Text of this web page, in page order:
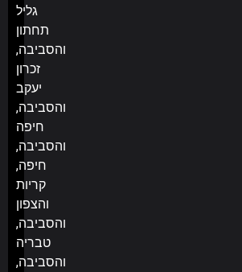
גליל
תחתון
והסביבה,
זכרון
יעקב
והסביבה,
חיפה
והסביבה,
חיפה,
קריות
והצפון
והסביבה,
טבריה
והסביבה,